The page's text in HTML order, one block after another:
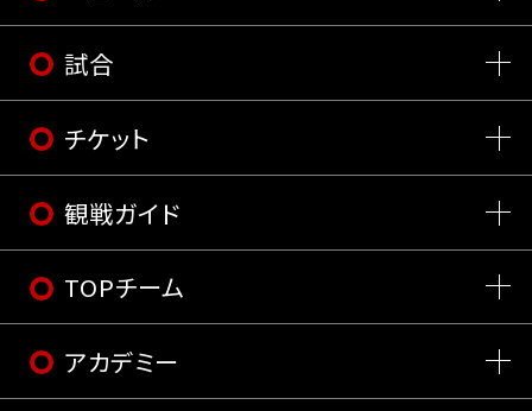
試合
チケット
観戦ガイド
TOPチーム
アカデミー